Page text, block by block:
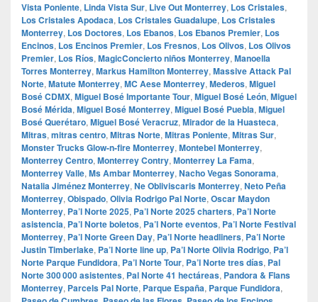
Vista Poniente, Linda Vista Sur, Live Out Monterrey, Los Cristales,
Los Cristales Apodaca, Los Cristales Guadalupe, Los Cristales
Monterrey, Los Doctores, Los Ebanos, Los Ebanos Premier, Los
Encinos, Los Encinos Premier, Los Fresnos, Los Olivos, Los Olivos
Premier, Los Ríos, MagicConcierto niños Monterrey, Manoella
Torres Monterrey, Markus Hamilton Monterrey, Massive Attack Pal
Norte, Matute Monterrey, MC Aese Monterrey, Mederos, Miguel
Bosé CDMX, Miguel Bosé Importante Tour, Miguel Bosé León, Miguel
Bosé Mérida, Miguel Bosé Monterrey, Miguel Bosé Puebla, Miguel
Bosé Querétaro, Miguel Bosé Veracruz, Mirador de la Huasteca,
Mitras, mitras centro, Mitras Norte, Mitras Poniente, Mitras Sur,
Monster Trucks Glow-n-fire Monterrey, Montebel Monterrey,
Monterrey Centro, Monterrey Contry, Monterrey La Fama,
Monterrey Valle, Ms Ambar Monterrey, Nacho Vegas Sonorama,
Natalia Jiménez Monterrey, Ne Obliviscaris Monterrey, Neto Peña
Monterrey, Obispado, Olivia Rodrigo Pal Norte, Oscar Maydon
Monterrey, Pa’l Norte 2025, Pa’l Norte 2025 charters, Pa’l Norte
asistencia, Pa’l Norte boletos, Pa’l Norte eventos, Pa’l Norte Festival
Monterrey, Pa’l Norte Green Day, Pa’l Norte headliners, Pa’l Norte
Justin Timberlake, Pa’l Norte line up, Pa’l Norte Olivia Rodrigo, Pa’l
Norte Parque Fundidora, Pa’l Norte Tour, Pa’l Norte tres días, Pal
Norte 300 000 asistentes, Pal Norte 41 hectáreas, Pandora & Flans
Monterrey, Parcels Pal Norte, Parque España, Parque Fundidora,